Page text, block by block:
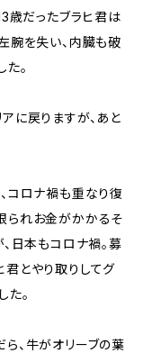
歳だったブラヒ君は
腕を失い、内臓も破
。
に戻りますが、あと
コロナ禍も重なり復
られお金がかかるそ
日本もコロナ禍。募
とやり取りしてグ
た。
、牛がオリーブの葉